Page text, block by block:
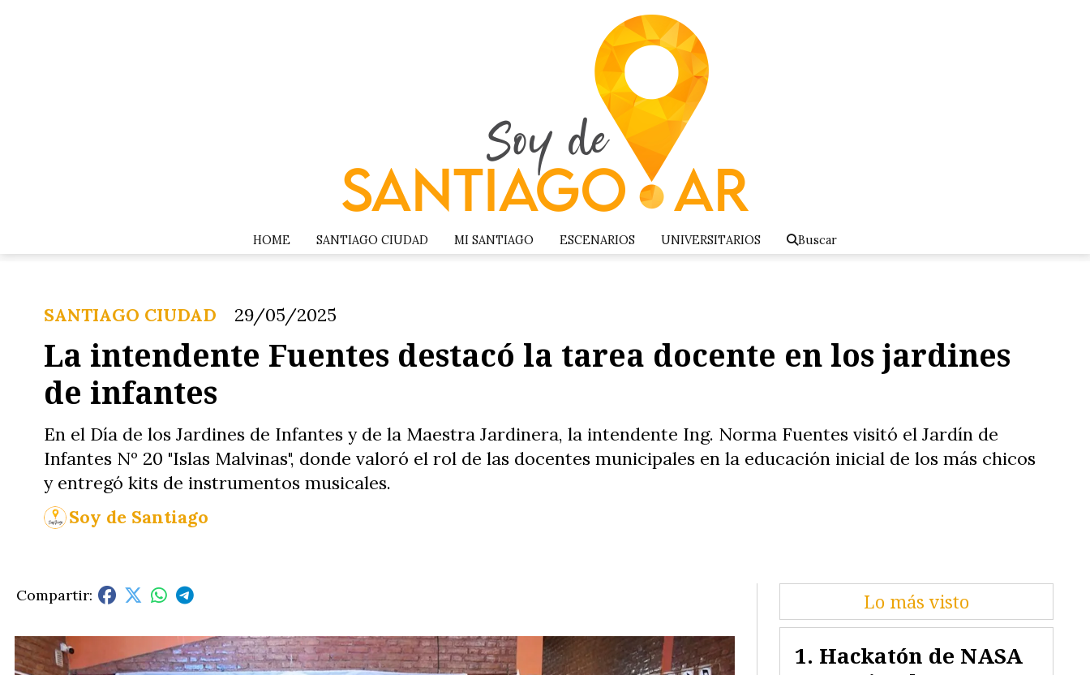
HOME SANTIAGO CIUDAD MI SANTIAGO ESCENARIOS UNIVERSITARIOS Buscar
La intendente Fuentes destacó la tarea docente en los jardines
de infantes
En el Día de los Jardines de Infantes y de la Maestra Jardinera, la intendente Ing. Norma Fuentes visitó el Jardín de
Infantes Nº 20 "Islas Malvinas", donde valoró el rol de las docentes municipales en la educación inicial de los más chicos
y entregó kits de instrumentos musicales.
SANTIAGO CIUDAD 29/05/2025
Soy de Santiago
Lo más visto
Hackatón de NASA